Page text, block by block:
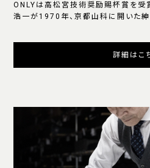
ONLYは高松宮技術奨励賜杯賞を受
浩一が1970年、京都山科に開いた紳
詳細はこ